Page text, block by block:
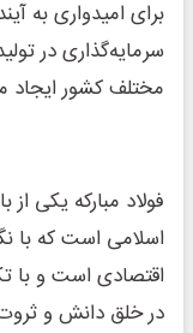
برای امیدواری به
سرمایه‌گذاری در
مختلف کشور ایجاد
فولاد مبارکه یکی از
اسلامی است که با
اقتصادی است و با
در خلق دانش و ثروت